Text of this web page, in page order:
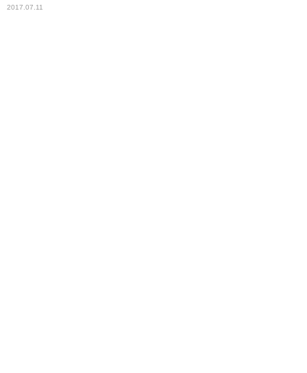
い】
2017.07.11